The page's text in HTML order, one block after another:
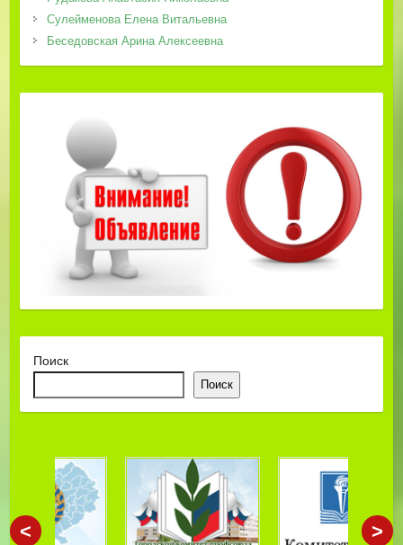
Сулейменова Елена Витальевна
Беседовская Арина Алексеевна
Поиск
Поиск
< >